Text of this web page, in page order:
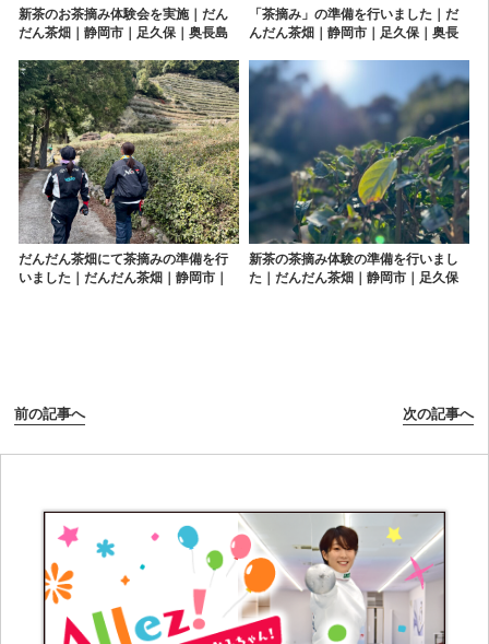
新茶のお茶摘み体験会を実施｜だん
だん茶畑｜静岡市｜足久保｜奥長島
「茶摘み」の準備を行いました｜だ
んだん茶畑｜静岡市｜足久保｜奥長
だんだん茶畑にて茶摘みの準備を行
いました｜だんだん茶畑｜静岡市｜
新茶の茶摘み体験の準備を行いまし
た｜だんだん茶畑｜静岡市｜足久保
前の記事へ 次の記事へ